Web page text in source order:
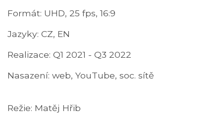
Formát: UHD, 25 fps, 16:9
Jazyky: CZ, EN
Realizace: Q1 2021 - Q3 2022
Nasazení: web, YouTube, soc. sítě
Režie: Matěj Hřib